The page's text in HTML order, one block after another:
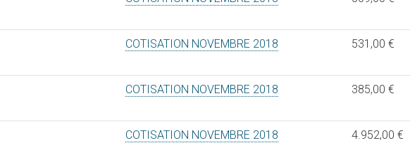
COTISATION NOVEMBRE 2018 531,00 €
COTISATION NOVEMBRE 2018 385,00 €
COTISATION NOVEMBRE 2018 4.952,00 €